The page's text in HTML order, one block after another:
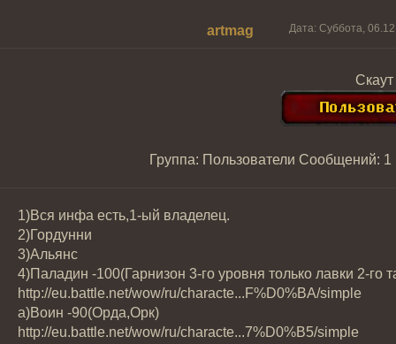
artmag Дата: Суббота,
Скаут
Группа: Пользователи Сообщений: 1
1)Вся инфа есть,1-ый владелец.
2)Гордунни
3)Альянс
4)Паладин -100(Гарнизон 3-го уровня только лавки 2-го
http://eu.battle.net/wow/ru/characte...F%D0%BA/simple
а)Воин -90(Орда,Орк)
http://eu.battle.net/wow/ru/characte...7%D0%B5/simple